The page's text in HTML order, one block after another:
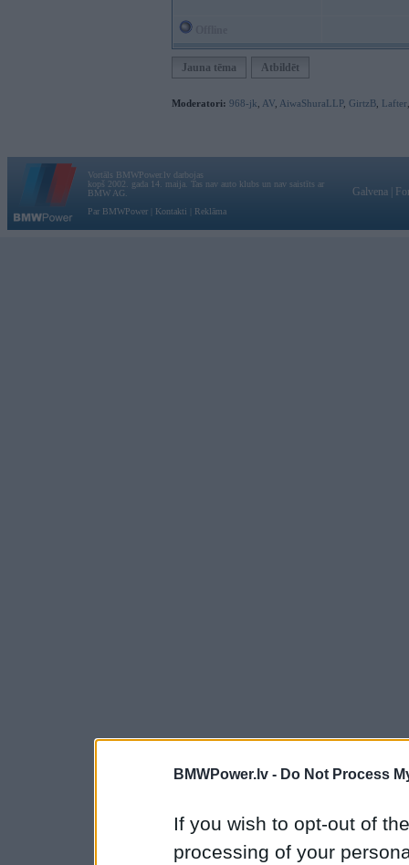
BMWPower.lv - Do Not Process
If you wish to opt-out of
processing of your
Jauna tēma Atbildēt
Moderatori: 968-jk AV AiwaShuraLLP, GirtzB Lafter
Vortāls BMWPower.lv darbojas
kopš 2002. gada 14. maija. Tas nav auto klubs un nav saistīts ar
BMW AG.
Par BMWPower
Kontakti Reklāma
Galvena